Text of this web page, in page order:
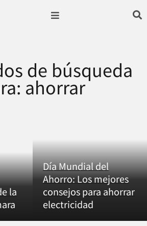
de búsqueda
ahorrar
la
Día Mundial del
Ahorro: Los mejores
consejos para ahorrar
electricidad